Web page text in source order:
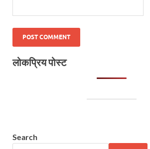
लोकप्रिय पोस्ट
Search